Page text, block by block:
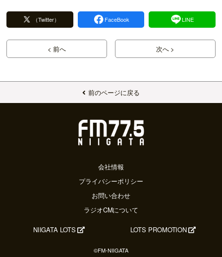
（Twitter） FaceBook LINE
< 前へ 次へ >
前のページに戻る
会社情報
プライバシーポリシー
お問い合わせ
ラジオCMについて
NIIGATA LOTS LOTS PROMOTION
©FM-NIIGATA